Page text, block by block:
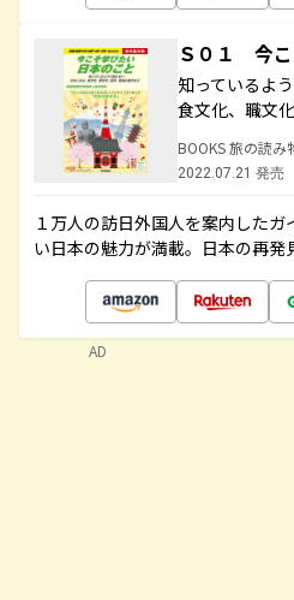
Ｓ０１ 今こ
知っているよ
食文化、職文
BOOKS 旅の読み
2022.07.21 発売
１万人の訪日外国人を案内した
い日本の魅力が満載。日本の再発
AD